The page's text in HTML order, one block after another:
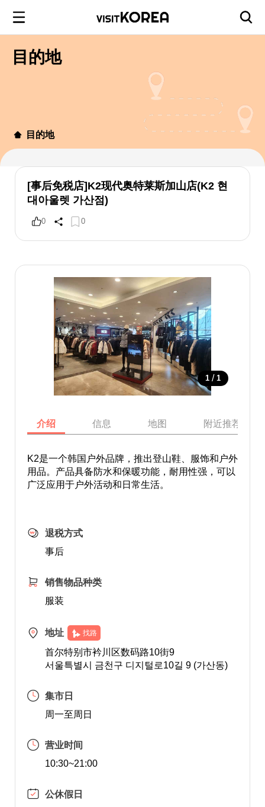
目的地
目的地
[事后免税店]K2现代奥特莱斯加山店(K2 현
대아울렛 가산점)
0 0
1 / 1
介绍 信息 地图 附近推荐景点
K2是一个韩国户外品牌，推出登山鞋、服饰和户外
用品。产品具备防水和保暖功能，耐用性强，可以
广泛应用于户外活动和日常生活。
退税方式
事后
销售物品种类
服装
地址 找路
首尔特别市衿川区数码路10街9
서울특별시 금천구 디지털로10길 9 (가산동)
集市日
周一至周日
营业时间
10:30~21:00
公休假日